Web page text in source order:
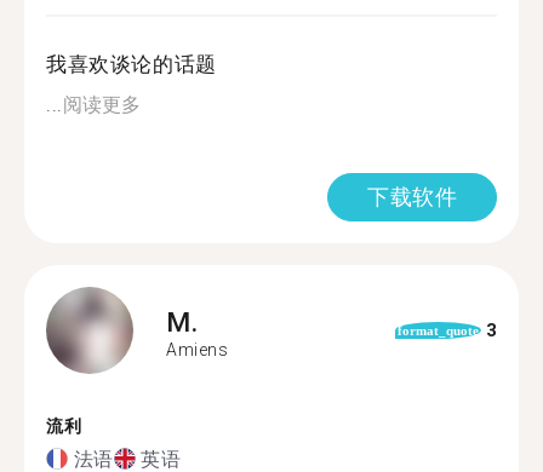
我喜欢谈论的话题
...阅读更多
下载软件
M.
Amiens
format_quote 3
流利
法语 英语